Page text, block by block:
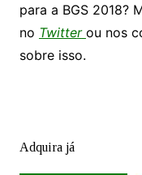
para a BGS 2018?
no Twitter ou nos
sobre isso.
Adquira já